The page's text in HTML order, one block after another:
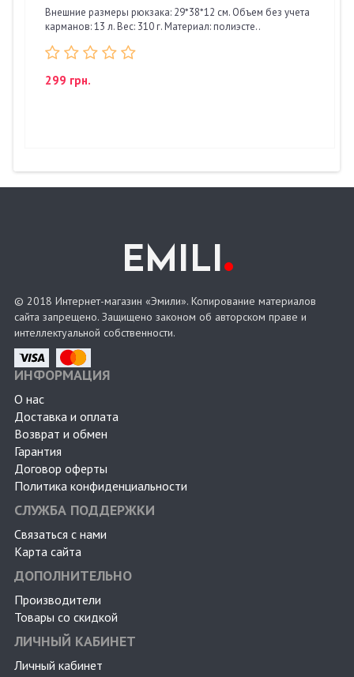
Внешние размеры рюкзака: 29*38*12 см. Объем без учета
карманов: 13 л. Вес: 310 г. Материал: полиэсте..
299 грн.
EMILI.
© 2018 Интернет-магазин «Эмили». Копирование материалов
сайта запрещено. Защищено законом об авторском праве и
интеллектуальной собственности.
ИНФОРМАЦИЯ
О нас
Доставка и оплата
Возврат и обмен
Гарантия
Договор оферты
Политика конфиденциальности
СЛУЖБА ПОДДЕРЖКИ
Связаться с нами
Карта сайта
ДОПОЛНИТЕЛЬНО
Производители
Товары со скидкой
ЛИЧНЫЙ КАБИНЕТ
Личный кабинет